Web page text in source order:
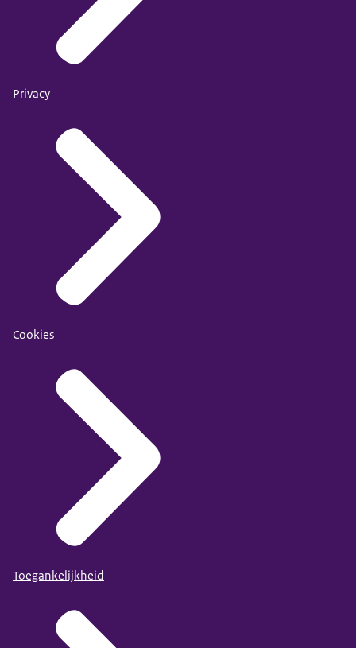
Privacy
Cookies
Toegankelijkheid